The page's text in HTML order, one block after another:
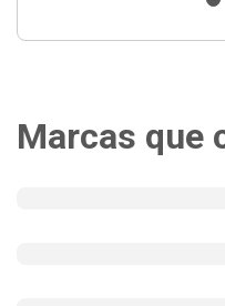
Marcas que